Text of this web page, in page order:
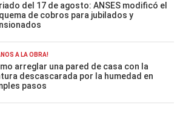
del 17 de agosto: ANSES modificó el
de cobros para jubilados y
A LA OBRA!
arreglar una pared de casa con la
descascarada por la humedad en
pasos